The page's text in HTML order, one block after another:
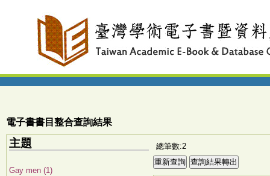
電子書書目整合查詢結果
主題
Gay men (1)
總筆數:2